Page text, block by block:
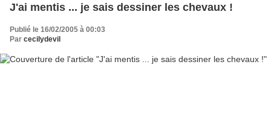
J'ai mentis ... je sais dessiner les chevaux !
Publié le 16/02/2005 à 00:03
Par cecilydevil